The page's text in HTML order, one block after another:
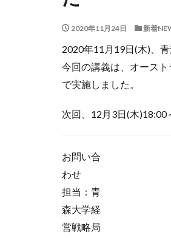
2020年11月24日 新着
2020年11月19日(木)、
今回の講義は、オース
で実施しました。
次回、12月3日(木
お問い合
わせ
担当：青
森大学経
営戦略局